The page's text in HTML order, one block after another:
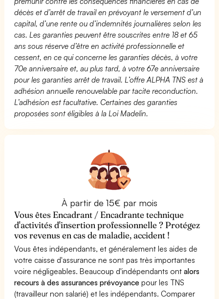
décès et d’arrêt de travail en prévoyant le versement d’un
capital, d’une rente ou d’indemnités journalières selon les
cas. Les garanties peuvent être souscrites entre 18 et 65
ans sous réserve d’être en activité professionnelle et
cessent, en ce qui concerne les garanties décès, à votre
70e anniversaire et, au plus tard, à votre 67e anniversaire
pour les garanties arrêt de travail. L’offre ALPHA TNS est à
adhésion annuelle renouvelable par tacite reconduction.
L’adhésion est facultative. Certaines des garanties
proposées sont éligibles à la Loi Madelin.
À partir de 15€ par mois
Vous êtes Encadrant / Encadrante technique
d'activités d'insertion professionnelle ? Protégez
vos revenus en cas de maladie, accident !
Vous êtes indépendants, et généralement les aides de
votre caisse d'assurance ne sont pas très importantes
voire négligeables. Beaucoup d'indépendants ontalors
recours à des assurances prévoyance pour les TNS
(travailleur non salarié) et les indépendants. Comparer